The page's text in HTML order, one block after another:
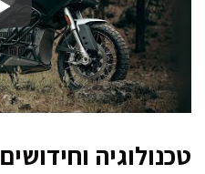
טכנולוגיה וחידושים